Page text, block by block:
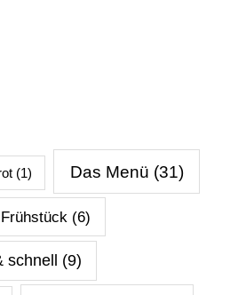
(1) Das Menü (31)
Frühstück (6)
(9)